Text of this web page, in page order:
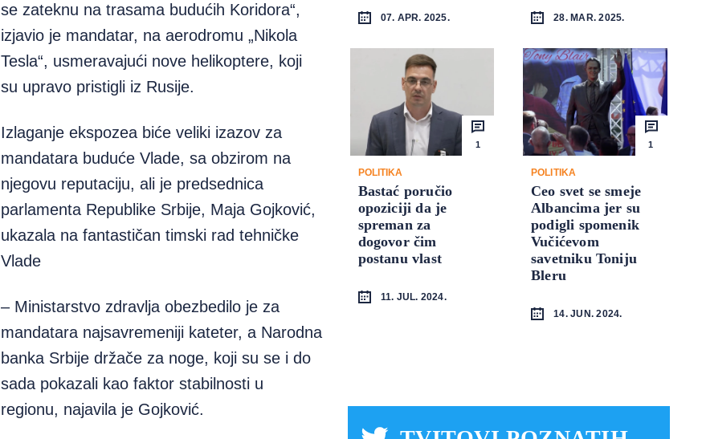
se zateknu na trasama budućih Koridora“,
izjavio je mandatar, na aerodromu „Nikola
Tesla“, usmeravajući nove helikoptere, koji
su upravo pristigli iz Rusije.
Izlaganje ekspozea biće veliki izazov za
mandatara buduće Vlade, sa obzirom na
njegovu reputaciju, ali je predsednica
parlamenta Republike Srbije, Maja Gojković,
ukazala na fantastičan timski rad tehničke
Vlade
– Ministarstvo zdravlja obezbedilo je za
mandatara najsavremeniji kateter, a Narodna
banka Srbije držače za noge, koji su se i do
sada pokazali kao faktor stabilnosti u
regionu, najavila je Gojković.
07. APR. 2025. 28. MAR. 2025.
1
POLITIKA
Bastać poručio
opoziciji da je
spreman za
dogovor čim
postanu vlast
11. JUL. 2024.
1
POLITIKA
Ceo svet se smeje
Albancima jer su
podigli spomenik
Vučićevom
savetniku Toniju
Bleru
14. JUN. 2024.